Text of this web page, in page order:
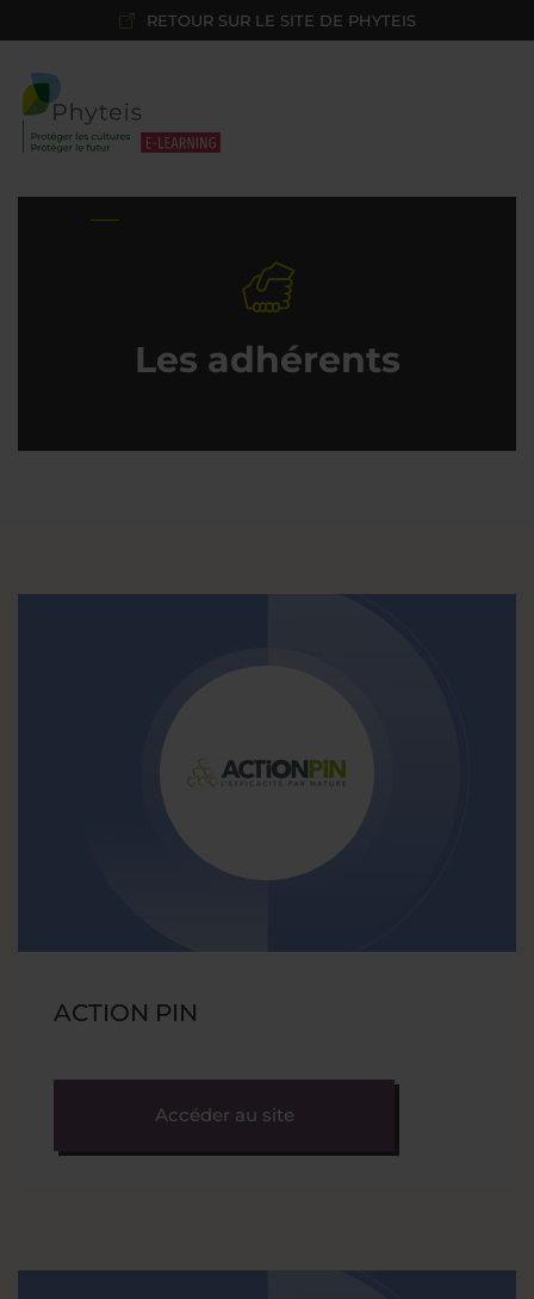
RETOUR SUR LE SITE DE PHYTEIS
Les adhérents
ACTION PIN
Accéder au site